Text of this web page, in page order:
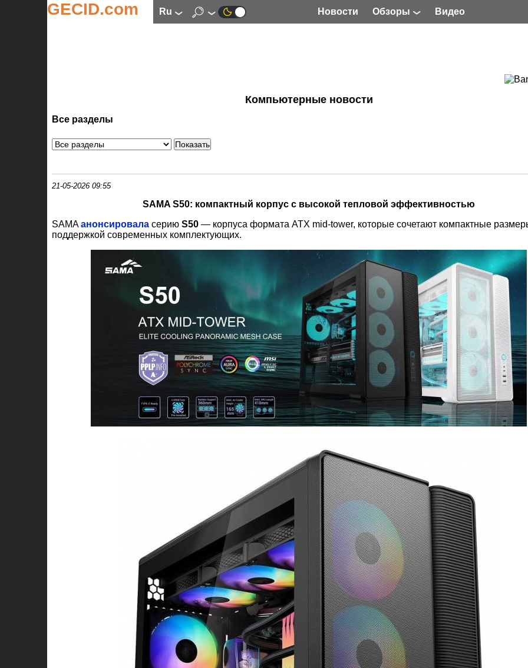
GECID.com ru Новости Обзоры Видео
Компьютерные новости
Все разделы
21-05-2026 09:55
SAMA S50: компактный корпус с высокой тепловой эффективностью
SAMAанонсировала серию S50 — корпуса формата ATX mid‑tower, которые сочетают компактные
поддержкой современных комплектующих.